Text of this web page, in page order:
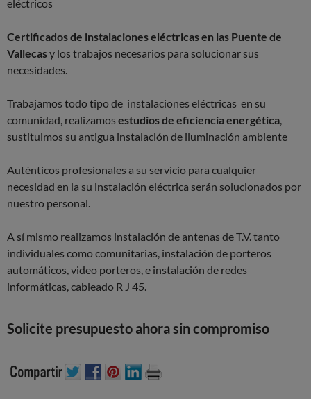
eléctricos
Certificados de instalaciones eléctricas en las Puente de
Vallecasy los trabajos necesarios para solucionar sus
necesidades.
Trabajamos todo tipo de instalaciones eléctricas en su
comunidad, realizamos estudios de eficiencia energética,
sustituimos su antigua instalación de iluminación ambiente
Auténticos profesionales a su servicio para cualquier
necesidad en la su instalación eléctrica serán solucionados por
nuestro personal.
A sí mismo realizamos instalación de antenas de T.V. tanto
individuales como comunitarias, instalación de porteros
automáticos, video porteros, e instalación de redes
informáticas, cableado R J 45.
Solicite presupuesto ahora sin compromiso